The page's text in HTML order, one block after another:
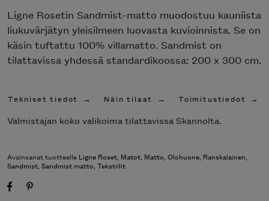
Ligne Rosetin Sandmist-matto muodostuu kauniista
liukuvärjätyn yleisilmeen luovasta kuvioinnista. Se on
käsin tuftattu 100% villamatto. Sandmist on
tilattavissa yhdessä standardikoossa: 200 x 300 cm.
Tekniset tiedot Näin tilaat Toimitustiedot
Valmistajan koko valikoima tilattavissa Skannolta.
Avainsanat tuotteelle Ligne Roset, Matot, Matto, Olohuone, Ranskalainen,
Sandmist, Sandmist matto, Tekstiilit